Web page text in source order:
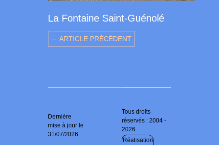
La Fontaine Saint-Guénolé
← ARTICLE PRÉCÉDENT
Dernière
mise à jour le
31/07/2026
Tous droits
réservés : 2004 -
2026
Réalisation